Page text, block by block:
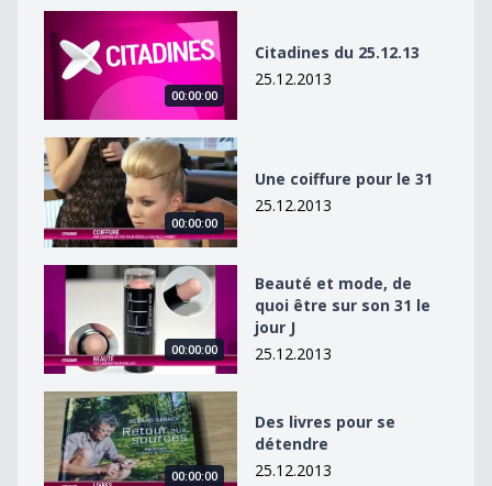
Citadines du 25.12.13
00:00:00
Citadines du 25.12.13
25.12.2013
Une coiffure pour le 31
00:00:00
Une coiffure pour le 31
25.12.2013
Beauté et mode, de quoi être sur son 31 le jour J
00:00:00
Beauté et mode, de
quoi être sur son 31 le
jour J
25.12.2013
Des livres pour se détendre
00:00:00
Des livres pour se
détendre
25.12.2013